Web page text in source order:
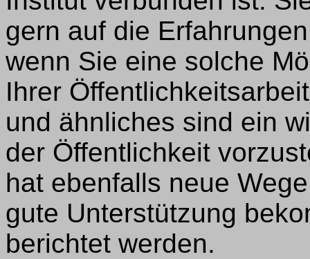
gern auf die
wenn Sie eine solche
Ihrer
und ähnliches sind ein
der Öffentlichkeit
hat ebenfalls neue
gute Unterstützung
berichtet werden.